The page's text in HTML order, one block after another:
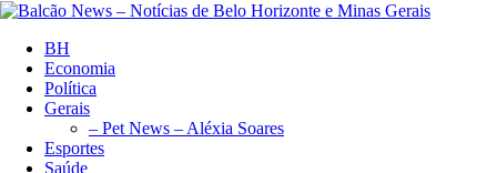
BH
Economia
Política
Gerais
– Pet News – Aléxia Soares
Esportes
Saúde